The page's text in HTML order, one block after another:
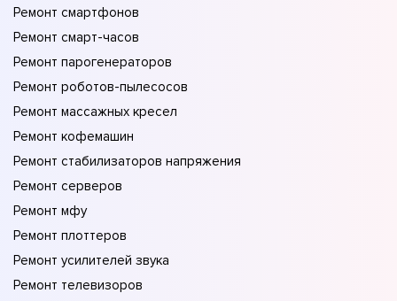
Ремонт смартфонов
Ремонт смарт-часов
Ремонт парогенераторов
Ремонт роботов-пылесосов
Ремонт массажных кресел
Ремонт кофемашин
Ремонт стабилизаторов напряжения
Ремонт серверов
Ремонт мфу
Ремонт плоттеров
Ремонт усилителей звука
Ремонт телевизоров